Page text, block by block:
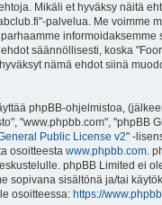
Mikäli et hyväksy näitä
palvelua. Me voimme
informoidaksemme
säännöllisesti, koska
nämä ehdot siinä
phpBB-ohjelmistoa,
"www.phpbb.com", "phpBB
Public License v2" -
osoitteesta www.phpbb.com.
phpBB Limited ei
sopivana sisältönä ja/tai
osoitteessa: https://